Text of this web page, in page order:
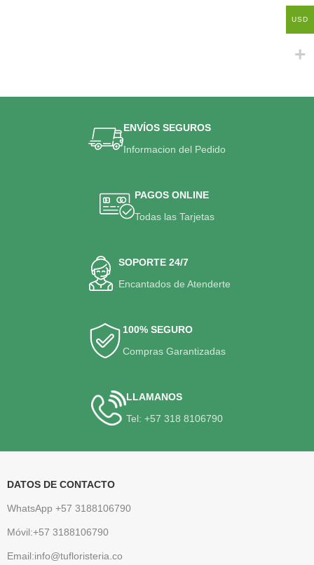
ENVÍOS SEGUROS
Informacion del Pedido
PAGOS ONLINE
Todas las Tarjetas
SOPORTE 24/7
Encantados de Atenderte
100% SEGURO
Compras Garantizadas
LLAMANOS
Tel: +57 318 8106790
DATOS DE CONTACTO
WhatsApp +57 3188106790
Móvil:+57 3188106790
Email:info@tufloristeria.co
USD